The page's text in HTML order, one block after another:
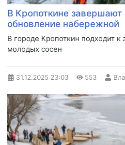
В Кропоткине завершают
обновление набережной
В городе Кропоткин подходит к
молодых сосен
31.12.2025 23:03 553